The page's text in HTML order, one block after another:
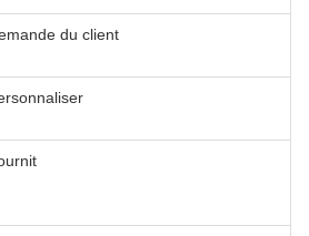
du client